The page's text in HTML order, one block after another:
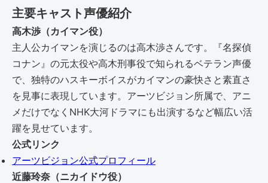
主要キャスト声優紹介
高木渉（カイマン役）
主人公カイマンを演じるのは高木渉さんです。『名探偵
コナン』の元太役や高木刑事役で知られるベテラン声優
で、独特のハスキーボイスがカイマンの豪快さと素直さ
を見事に表現しています。アーツビジョン所属で、アニ
メだけでなくNHK大河ドラマにも出演するなど幅広い活
躍を見せています。
公式リンク
アーツビジョン公式プロフィール
近藤玲奈（ニカイドウ役）